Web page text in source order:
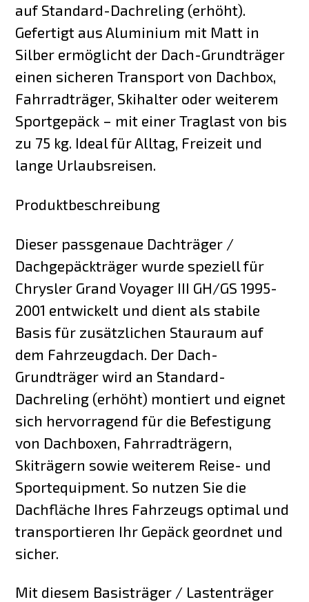
auf Standard-Dachreling (erhöht).
Gefertigt aus Aluminium mit Matt in
Silber ermöglicht der Dach-Grundträger
einen sicheren Transport von Dachbox,
Fahrradträger, Skihalter oder weiterem
Sportgepäck – mit einer Traglast von bis
zu 75 kg. Ideal für Alltag, Freizeit und
lange Urlaubsreisen.
Produktbeschreibung
Dieser passgenaue Dachträger /
Dachgepäckträger wurde speziell für
Chrysler Grand Voyager III GH/GS 1995-
2001 entwickelt und dient als stabile
Basis für zusätzlichen Stauraum auf
dem Fahrzeugdach. Der Dach-
Grundträger wird an Standard-
Dachreling (erhöht) montiert und eignet
sich hervorragend für die Befestigung
von Dachboxen, Fahrradträgern,
Skiträgern sowie weiterem Reise- und
Sportequipment. So nutzen Sie die
Dachfläche Ihres Fahrzeugs optimal und
transportieren Ihr Gepäck geordnet und
sicher.
Mit diesem Basisträger / Lastenträger